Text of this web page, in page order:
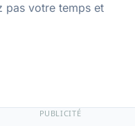
pas votre temps et
PUBLICITÉ